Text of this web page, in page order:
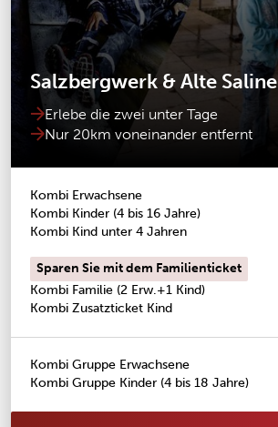
Salzbergwerk & Alte Saline
Erlebe die zwei unter Tage
Nur 20km voneinander entfernt
Kombi Erwachsene
Kombi Kinder (4 bis 16 Jahre)
Kombi Kind unter 4 Jahren
Sparen Sie mit dem Familienticket
Kombi Familie (2 Erw.+1 Kind)
Kombi Zusatzticket Kind
Kombi Gruppe Erwachsene
Kombi Gruppe Kinder (4 bis 18 Jahre)